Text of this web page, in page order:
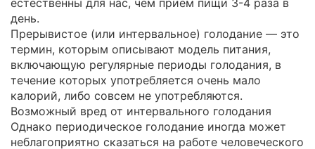
день.
Прерывистое (или интервальное) голодание — это
термин, которым описывают модель питания,
включающую регулярные периоды голодания, в
течение которых употребляется очень мало
калорий, либо совсем не употребляются.
Возможный вред от интервального голодания
Однако периодическое голодание иногда может
неблагоприятно сказаться на работе человеческого